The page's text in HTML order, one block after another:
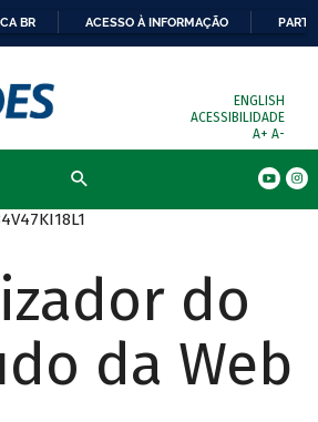
BR ACESSO À INFORMAÇÃO
ENGLISH
ACESSIBILIDADE
A+ A-
do
da Web